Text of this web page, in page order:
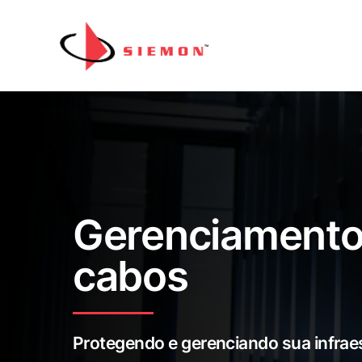
cabos
Protegendo e gerenciando sua